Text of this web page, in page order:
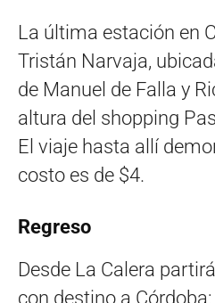
La última estación en
Tristán Narvaja,
de Manuel de Falla y
altura del shopping
El viaje hasta allí
costo es de $4.
Regreso
Desde La Calera
con destino a